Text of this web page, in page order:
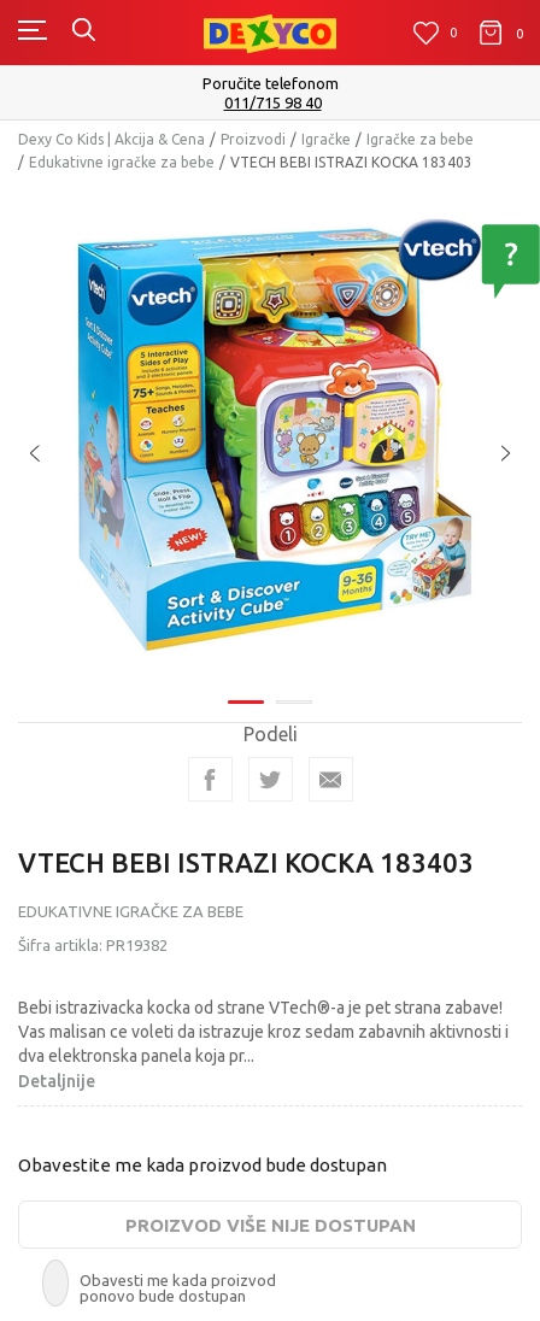
0 0 0
Isporuku možete očekivati u roku od 2 do 4 radna
Dexy Co Kids | Akcija & Cena Proizvodi Igračke
Igračke za bebe
Edukativne igračke za bebe
VTECH BEBI ISTRAZI KOCKA 183403
Podeli
VTECH BEBI ISTRAZI KOCKA 183403
EDUKATIVNE IGRAČKE ZA BEBE
Šifra artikla: PR19382
Bebi istrazivacka kocka od strane VTech®-a je pet strana zabave!
Vas malisan ce voleti da istrazuje kroz sedam zabavnih aktivnosti i
dva elektronska panela koja pr...
Detaljnije
Obavestite me kada proizvod bude dostupan
PROIZVOD VIŠE NIJE DOSTUPAN
Obavesti me kada proizvod
ponovo bude dostupan